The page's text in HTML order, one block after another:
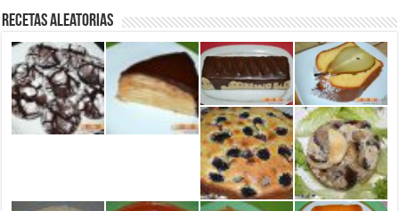
Recetas aleatorias